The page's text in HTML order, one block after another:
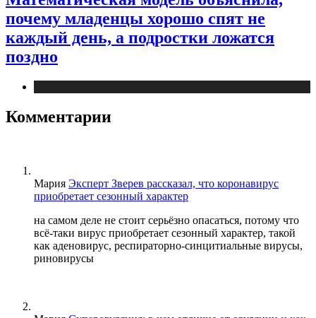
почему младенцы хорошо спят не
каждый день, а подростки ложатся
поздно
Комментарии
Мария Эксперт Зверев рассказал, что коронавирус
приобретает сезонный характер
на самом деле не стоит серьёзно опасаться, потому что
всё-таки вирус приобретает сезонный характер, такой
как аденовирус, респираторно-синцитиальные вирусы,
риновирусы